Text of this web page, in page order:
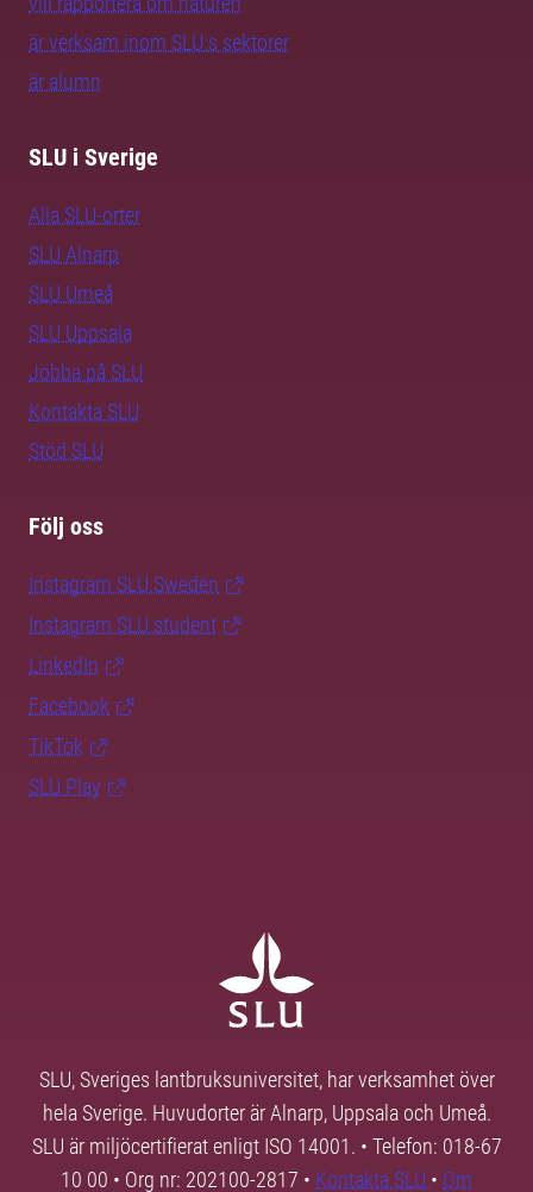
är verksam inom SLU:s sektorer
är alumn
SLU i Sverige
Alla SLU-orter
SLU Alnarp
SLU Umeå
SLU Uppsala
Jobba på SLU
Kontakta SLU
Stöd SLU
Följ oss
Instagram SLU.Sweden
Instagram SLU.student
LinkedIn
Facebook
TikTok
SLU Play
SLU, Sveriges lantbruksuniversitet, har verksamhet över
hela Sverige. Huvudorter är Alnarp, Uppsala och Umeå.
SLU är miljöcertifierat enligt ISO 14001. • Telefon: 018-67
10 00 • Org nr: 202100-2817 • Kontakta SLU • Om